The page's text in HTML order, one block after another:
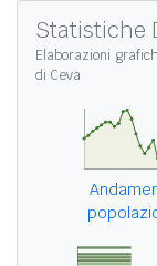
Statistiche
Elaborazioni
di Ceva